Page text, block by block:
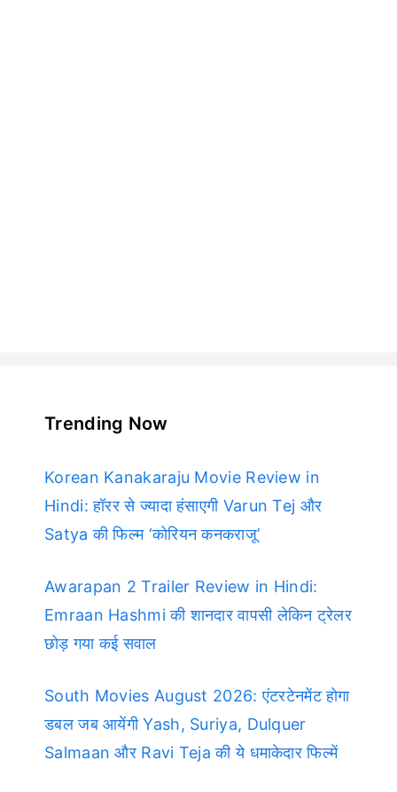
Trending Now
Korean Kanakaraju Movie Review in
Hindi: हॉरर से ज्यादा हंसाएगी Varun Tej और
Satya की फिल्म ‘कोरियन कनकराजू’
Awarapan 2 Trailer Review in Hindi:
Emraan Hashmi की शानदार वापसी लेकिन ट्रेलर
छोड़ गया कई सवाल
South Movies August 2026: एंटरटेनमेंट होगा
डबल जब आयेंगी Yash, Suriya, Dulquer
Salmaan और Ravi Teja की ये धमाकेदार फिल्में